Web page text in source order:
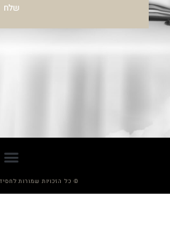
שלח
© כל הזכויות שמורות לחסידיש